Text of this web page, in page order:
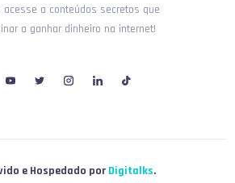
acesse a conteúdos secretos que
a ganhar dinheiro na internet!
e Hospedado por Digitalks.